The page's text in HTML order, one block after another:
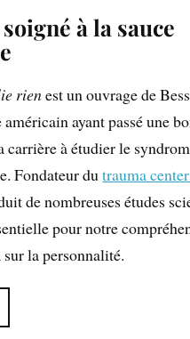
à la sauce
rienest un ouvrage de
ayant passé une
carrière à étudier le
Fondateur dutrauma
de nombreuses études
pour notre
la personnalité.